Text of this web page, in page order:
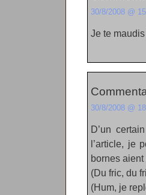
30/8/2008 @
Je te
30/8/2008 @
D’un
l’article, je
bornes aient
(Du fric, du
(Hum, je